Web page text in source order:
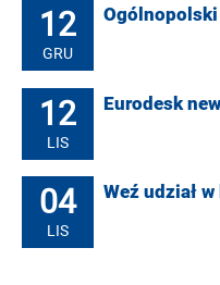
12
GRU
12
LIS
Eurodesk
04
LIS
Weź udział